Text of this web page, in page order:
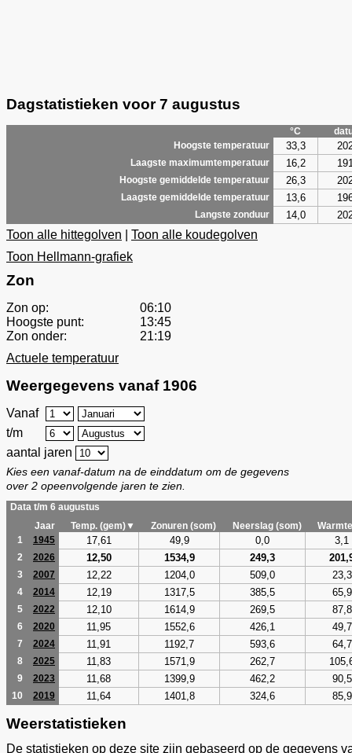
Dagstatistieken voor 7 augustus
°C
Hoogste temperatuur
33,3
Laagste maximumtemperatuur 16,2
Hoogste gemiddelde temperatuur 26,3
Laagste gemiddelde temperatuur 13,6
Langste zonduur 14,0
Toon alle hittegolven
Toon alle koudegolven
Toon Hellmann-grafiek
Zon
Zon op:
06:10
Hoogste punt:
13:45
Zon onder:
21:19
Actuele temperatuur
Weergegevens vanaf 1906
Vanaf
t/m
aantal jaren
Kies een vanaf-datum na de einddatum om de gegevens
over 2 opeenvolgende jaren te zien.
Data t/m 6 augustus
Jaar
Temp. (gem)▼ Zonuren (som) Neerslag (som)
1
1945 17,61 49,9 0,0 3,1
2 2026 12,50 1534,9 249,3
3 2007 12,22 1204,0 509,0 23,3
4 2014 12,19 1317,5 385,5 65,9
5 2022 12,10 1614,9 269,5 87,8
6 2020 11,95 1552,6 426,1 49,7
7 2024 11,91 1192,7 593,6 64,7
8 2025 11,83 1571,9 262,7
9 2023 11,68 1399,9 462,2 90,5
10 2019 11,64 1401,8 324,6 85,9
Weerstatistieken
De statistieken op deze site zijn gebaseerd op de gegevens